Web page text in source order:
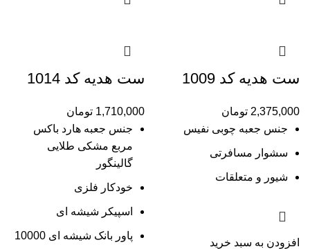
ست هدیه کد 1009
2,375,000 تومان
جنس جعبه چوبی نفیس
سشوار مسافرتی
شیور و متعلقات
افزودن به سبد خرید
ست هدیه کد 1014
1,710,000 تومان
جنس جعبه هارد باکس
مربع مشکی طلایی
گالینگور
خودکار فلزی
اسپیکر شیشه ای
پاور بانک شیشه ای 10000